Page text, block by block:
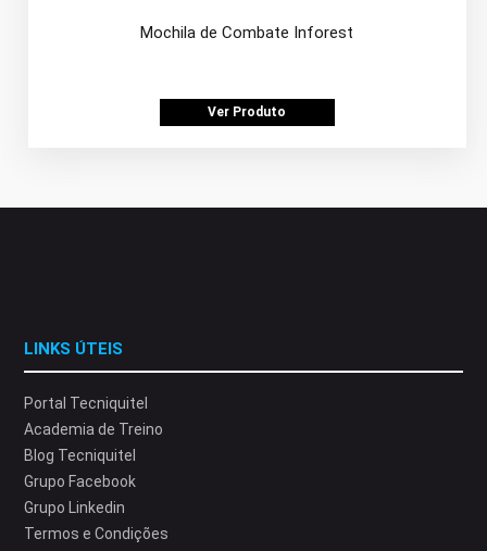
Mochila de Combate Inforest
Ver Produto
LINKS ÚTEIS
Portal Tecniquitel
Academia de Treino
Blog Tecniquitel
Grupo Facebook
Grupo Linkedin
Termos e Condições